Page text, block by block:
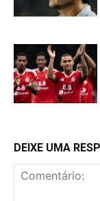
DEIXE UMA